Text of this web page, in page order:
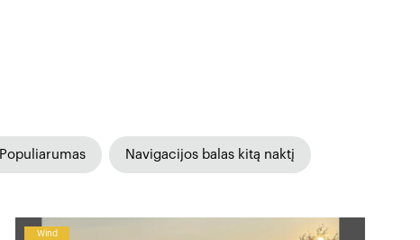
Populiarumas Navigacijos balas kitą naktį
Wind